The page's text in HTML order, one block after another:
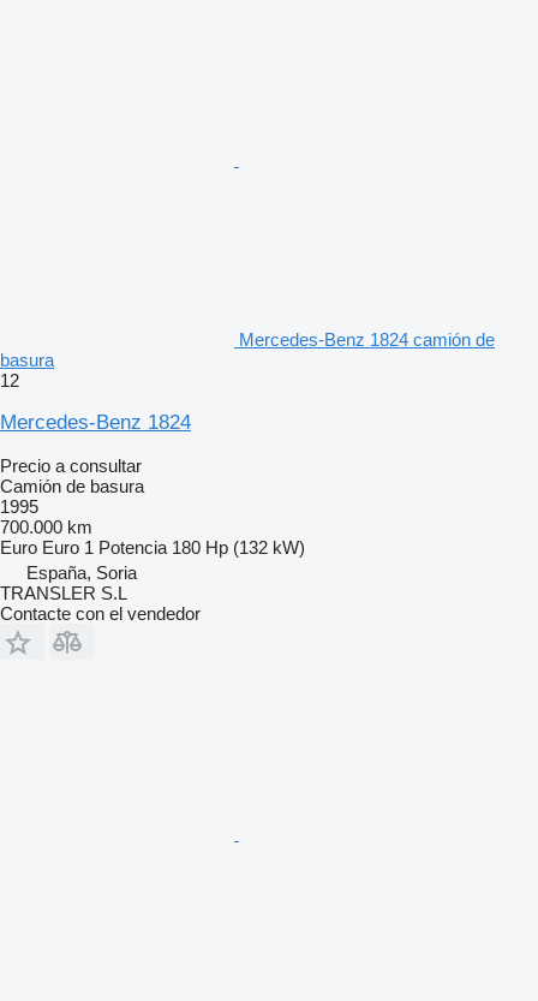
Mercedes-Benz 1824 camión de
basura
12
Mercedes-Benz 1824
Precio a consultar
Camión de basura
1995
700.000 km
Euro Euro 1 Potencia 180 Hp (132 kW)
España, Soria
TRANSLER S.L
Contacte con el vendedor